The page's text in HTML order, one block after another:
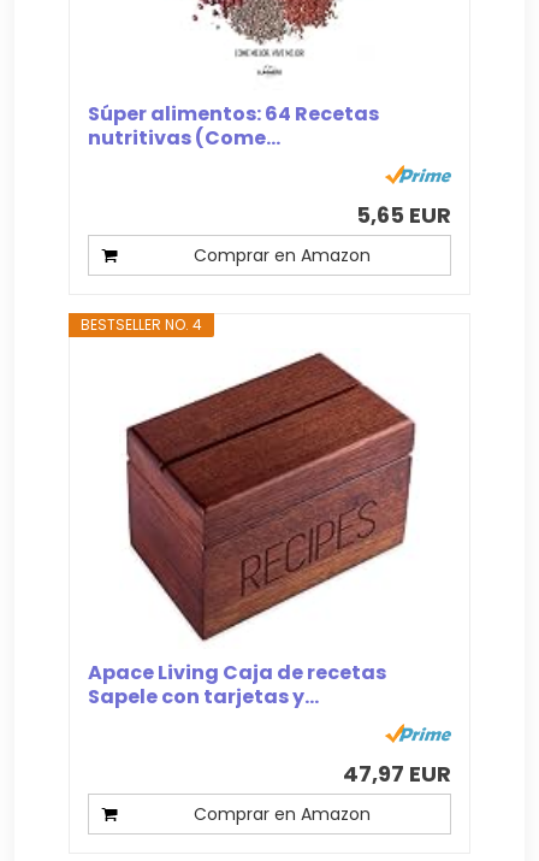
Súper alimentos: 64 Recetas
nutritivas (Come...
5,65 EUR
Comprar en Amazon
BESTSELLER NO. 4
Apace Living Caja de recetas
Sapele con tarjetas y...
47,97 EUR
Comprar en Amazon